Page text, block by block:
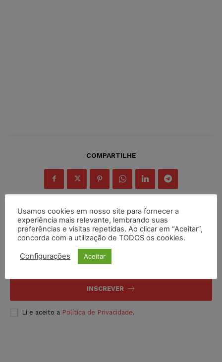
COMPARTILHE
Inscreva-se
INSCREVER
Li e aceito a Política de Privacidade.
Usamos cookies em nosso site para fornecer a
experiência mais relevante, lembrando suas
preferências e visitas repetidas. Ao clicar em “Aceitar”,
concorda com a utilização de TODOS os cookies.
Configurações Aceitar